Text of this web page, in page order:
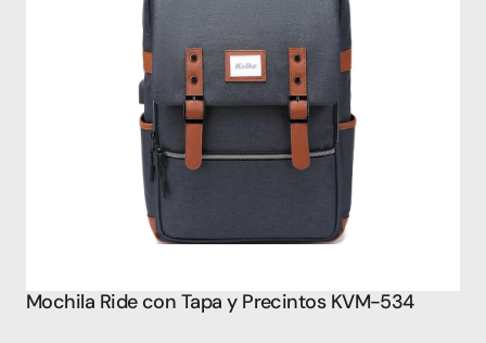
Mochila Ride con Tapa y Precintos KVM-534